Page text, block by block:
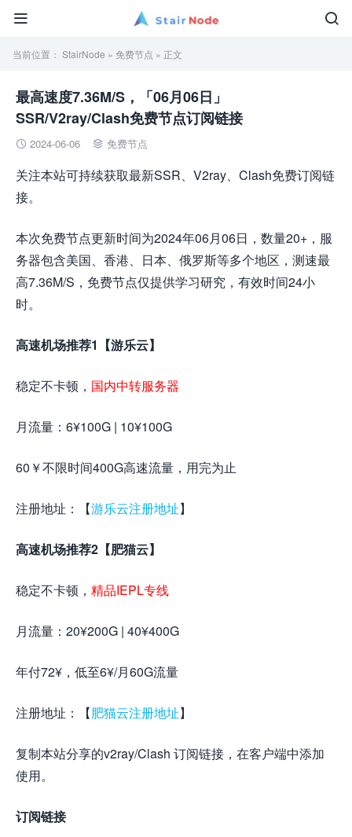


当前位置： StairNode » 免费节点 » 正文
最高速度7.36M/S，「06月06日」
SSR/V2ray/Clash免费节点订阅链接
 2024-06-06  免费节点
关注本站可持续获取最新SSR、V2ray、Clash免费订阅链
接。
本次免费节点更新时间为2024年06月06日，数量20+，服
务器包含美国、香港、日本、俄罗斯等多个地区，测速最
高7.36M/S，免费节点仅提供学习研究，有效时间24小
时。
高速机场推荐1【游乐云】
稳定不卡顿， 国内中转服务器
月流量：6¥100G | 10¥100G
60￥不限时间400G高速流量，用完为止
注册地址：【游乐云注册地址】
高速机场推荐2【肥猫云】
稳定不卡顿， 精品IEPL专线
月流量：20¥200G | 40¥400G
年付72¥，低至6¥/月60G流量
注册地址：【肥猫云注册地址】
复制本站分享的v2ray/Clash 订阅链接，在客户端中添加
使用。
订阅链接